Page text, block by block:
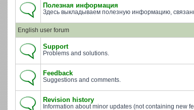
Полезная информация
Здесь выкладываем полезную информацию,
English user forum
Support
Problems and solutions.
Feedback
Suggestions and comments.
Revision history
Information about minor updates (not containing new